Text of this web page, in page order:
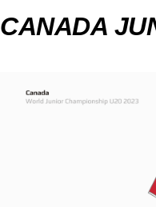
CANADA